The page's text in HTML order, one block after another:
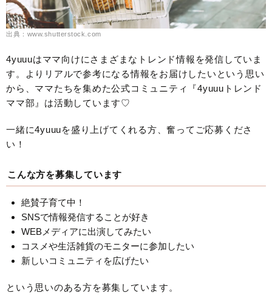
出典：www.shutterstock.com
4yuuuはママ向けにさまざまなトレンド情報を発信していま
す。よりリアルで参考になる情報をお届けしたいという思い
から、ママたちを集めた公式コミュニティ『4yuuuトレンド
ママ部』は活動しています♡
一緒に4yuuuを盛り上げてくれる方、奮ってご応募くださ
い！
こんな方を募集しています
絶賛子育て中！
SNSで情報発信することが好き
WEBメディアに出演してみたい
コスメや生活雑貨のモニターに参加したい
新しいコミュニティを広げたい
という思いのある方を募集しています。